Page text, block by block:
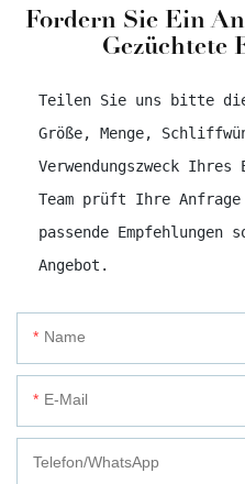
Fordern Sie Ein
Gezüchtete
Teilen Sie uns bitte
Größe, Menge,
Verwendungszweck
Team prüft Ihre
passende
Angebot.
Name
E-Mail
Telefon/WhatsApp